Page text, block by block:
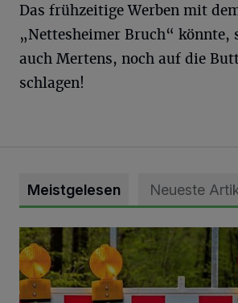
Das frühzeitige Werben mit
„Nettesheimer Bruch“ könnte,
auch Mertens, noch auf die
schlagen!
Meistgelesen Neueste
Vollsperrung der Talstraße in